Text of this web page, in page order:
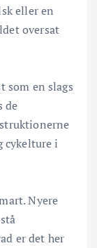
eller en
oversat
som en slags
de
cykelture i
Nyere
er det her